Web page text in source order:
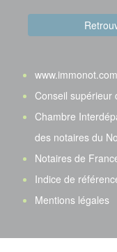
www.immonot.com
Conseil supérieur
Chambre
des notaires du
Notaires de
Indice de
Mentions légales